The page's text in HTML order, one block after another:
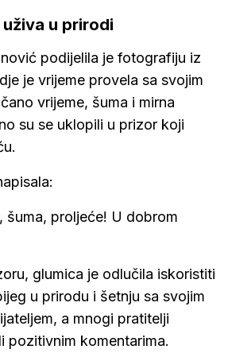
u prirodi
podijelila je fotografiju iz
je vrijeme provela sa svojim
vrijeme, šuma i mirna
su se uklopili u prizor koji
šuma, proljeće! U dobrom
glumica je odlučila iskoristiti
u prirodu i šetnju sa svojim
a mnogi pratitelji
pozitivnim komentarima.